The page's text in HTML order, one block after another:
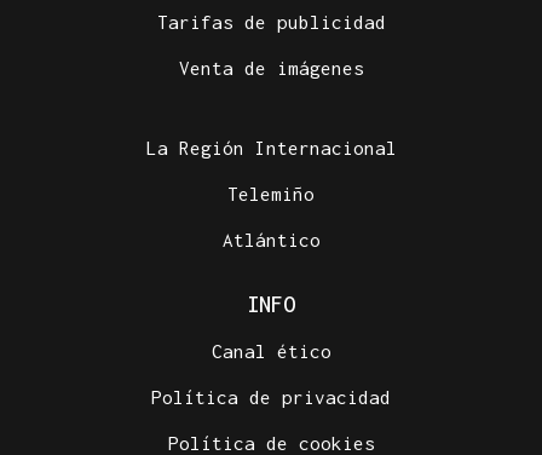
Tarifas de publicidad
Venta de imágenes
La Región Internacional
Telemiño
Atlántico
INFO
Canal ético
Política de privacidad
Política de cookies